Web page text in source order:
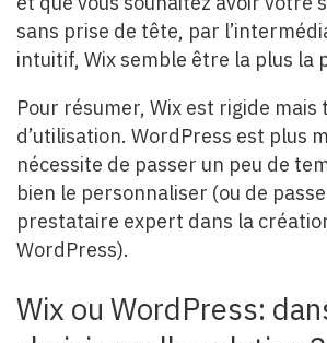
sans prise de tête, par
intuitif, Wix semble être la plus la
Pour résumer, Wix est rigide mais
d’utilisation. WordPress est plus
nécessite de passer un peu de
bien le personnaliser (ou de
prestataire expert dans la
WordPress).
Wix ou WordPress: